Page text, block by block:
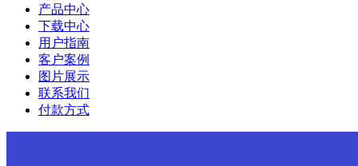
产品中心
下载中心
用户指南
客户案例
图片展示
联系我们
付款方式